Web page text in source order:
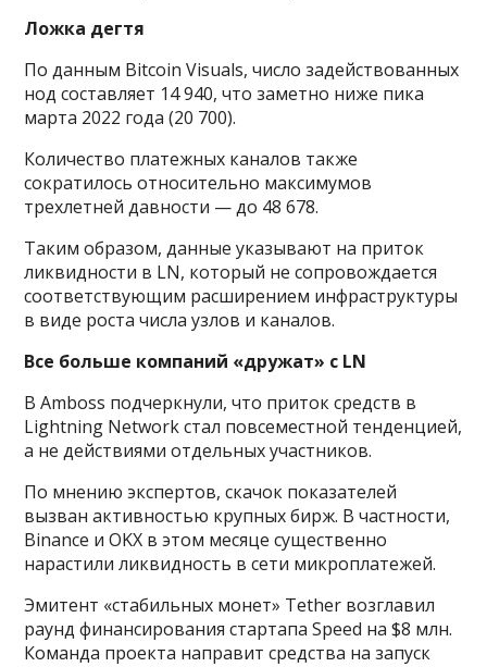
Ложка дегтя
По данным Bitcoin Visuals, число задействованных
нод составляет 14 940, что заметно ниже пика
марта 2022 года (20 700).
Количество платежных каналов также
сократилось относительно максимумов
трехлетней давности — до 48 678.
Таким образом, данные указывают на приток
ликвидности в LN, который не сопровождается
соответствующим расширением инфраструктуры
в виде роста числа узлов и каналов.
Все больше компаний «дружат» с LN
В Amboss подчеркнули, что приток средств в
Lightning Network стал повсеместной тенденцией,
а не действиями отдельных участников.
По мнению экспертов, скачок показателей
вызван активностью крупных бирж. В частности,
Binance и OKX в этом месяце существенно
нарастили ликвидность в сети микроплатежей.
Эмитент «стабильных монет» Tether возглавил
раунд финансирования стартапа Speed на $8 млн.
Команда проекта направит средства на запуск